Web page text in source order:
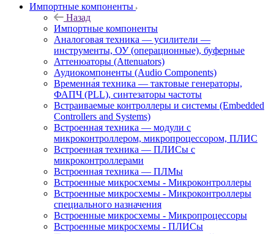
Импортные компоненты
Назад
Импортные компоненты
Аналоговая техника — усилители —
инструменты, ОУ (операционные), буферные
Аттенюаторы (Attenuators)
Аудиокомпоненты (Audio Components)
Временна́я техника — тактовые генераторы,
ФАПЧ (PLL), синтезаторы частоты
Встраиваемые контроллеры и системы (Embedded
Controllers and Systems)
Встроенная техника — модули с
микроконтроллером, микропроцессором, ПЛИС
Встроенная техника — ПЛИСы с
микроконтроллерами
Встроенная техника — ПЛМы
Встроенные микросхемы - Микроконтроллеры
Встроенные микросхемы - Микроконтроллеры
специального назначения
Встроенные микросхемы - Микропроцессоры
Встроенные микросхемы - ПЛИСы